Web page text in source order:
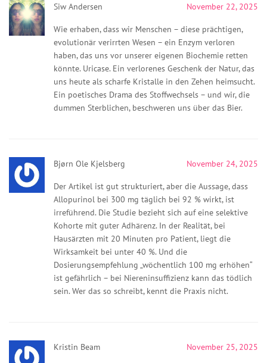
Siw Andersen November 22, 2025
Wie erhaben, dass wir Menschen – diese prächtigen,
evolutionär verirrten Wesen – ein Enzym verloren
haben, das uns vor unserer eigenen Biochemie retten
könnte. Uricase. Ein verlorenes Geschenk der Natur, das
uns heute als scharfe Kristalle in den Zehen heimsucht.
Ein poetisches Drama des Stoffwechsels – und wir, die
dummen Sterblichen, beschweren uns über das Bier.
Bjørn Ole Kjelsberg November 24, 2025
Der Artikel ist gut strukturiert, aber die Aussage, dass
Allopurinol bei 300 mg täglich bei 92 % wirkt, ist
irreführend. Die Studie bezieht sich auf eine selektive
Kohorte mit guter Adhärenz. In der Realität, bei
Hausärzten mit 20 Minuten pro Patient, liegt die
Wirksamkeit bei unter 40 %. Und die
Dosierungsempfehlung „wöchentlich 100 mg erhöhen“
ist gefährlich – bei Niereninsuffizienz kann das tödlich
sein. Wer das so schreibt, kennt die Praxis nicht.
Kristin Beam November 25, 2025